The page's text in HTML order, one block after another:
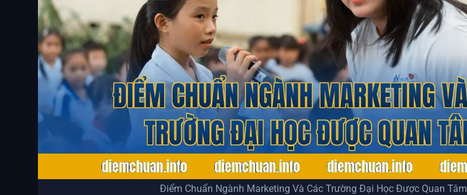
Điểm Chuẩn Ngành Marketing Và Các Trường Đại Học Được Quan Tâm